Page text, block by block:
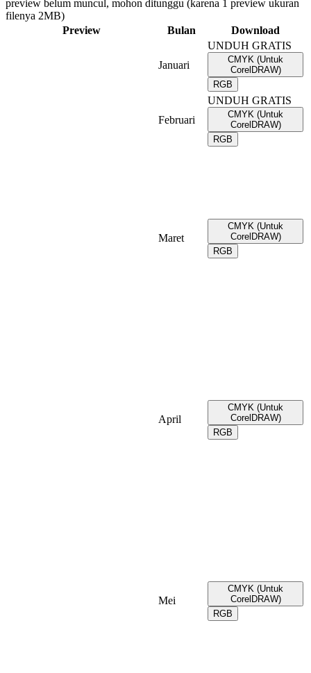
preview belum muncul, mohon ditunggu (karena 1 preview ukuran
filenya 2MB)
Preview
Bulan Download
Januari
UNDUH GRATIS
CMYK (Untuk
CorelDRAW)
RGB
Februari
UNDUH GRATIS
CMYK (Untuk
CorelDRAW)
RGB
Maret
CMYK (Untuk
CorelDRAW)
RGB
April
CMYK (Untuk
CorelDRAW)
RGB
Mei
CMYK (Untuk
CorelDRAW)
RGB